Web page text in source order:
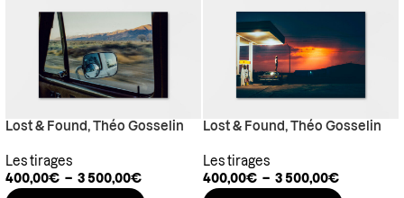
Lost & Found, Théo Gosselin
Les tirages
400,00€ – 3 500,00€
Lost & Found, Théo Gosselin
Les tirages
400,00€ – 3 500,00€